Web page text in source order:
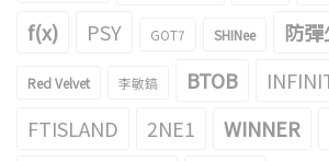
f(x) PSY GOT7 SHINee 防
Red Velvet 李敏鎬 BTOB
FTISLAND
2NE1 WINNER